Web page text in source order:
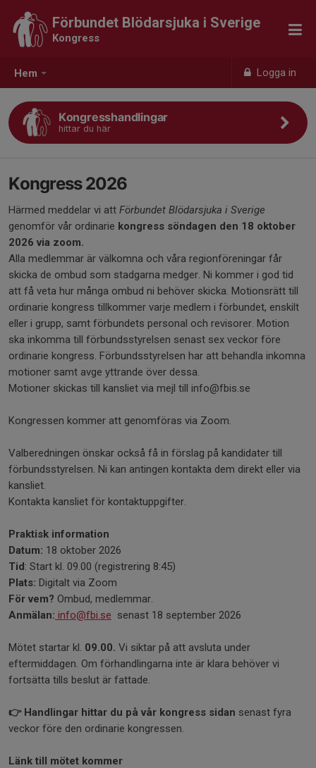
Hem Logga in
Förbundet Blödarsjuka i Sverige
Kongress
Kongresshandlingar
hittar du här
Kongress 2026
Härmed meddelar vi att Förbundet Blödarsjuka i Sverige
genomför vår ordinarie kongress söndagen den 18 oktober
2026 via zoom.
Alla medlemmar är välkomna och våra regionföreningar får
skicka de ombud som stadgarna medger. Ni kommer i god tid
att få veta hur många ombud ni behöver skicka. Motionsrätt till
ordinarie kongress tillkommer varje medlem i förbundet, enskilt
eller i grupp, samt förbundets personal och revisorer. Motion
ska inkomma till förbundsstyrelsen senast sex veckor före
ordinarie kongress. Förbundsstyrelsen har att behandla inkomna
motioner samt avge yttrande över dessa.
Motioner skickas till kansliet via mejl till info@fbis.se
Kongressen kommer att genomföras via Zoom.
Valberedningen önskar också få in förslag på kandidater till
förbundsstyrelsen. Ni kan antingen kontakta dem direkt eller via
kansliet.
Kontakta kansliet för kontaktuppgifter.
Praktisk information
Datum: 18 oktober 2026
Tid: Start kl. 09.00 (registrering 8:45)
Plats: Digitalt via Zoom
För vem? Ombud, medlemmar.
Anmälan: info@fbi.se senast 18 september 2026
Mötet startar kl. 09.00. Vi siktar på att avsluta under
eftermiddagen. Om förhandlingarna inte är klara behöver vi
fortsätta tills beslut är fattade.
👉 Handlingar hittar du på vår kongress sidan senast fyra
veckor före den ordinarie kongressen.
Länk till mötet kommer